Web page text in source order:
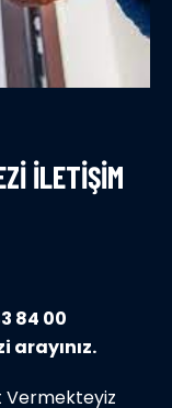
İLETIŞIM
84 00
Vermekteyiz